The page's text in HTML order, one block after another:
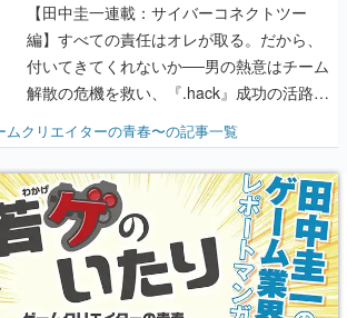
【田中圭一連載：サイバーコネクトツー
編】すべての責任はオレが取る。だから、
付いてきてくれないか──男の熱意はチーム
解散の危機を救い、『.hack』成功の活路を
開く。業界の快男児・松山 洋に流れる血は
『少年ジャンプ』色だった【若ゲのいた
り】
クリエイターの青春〜の記事一覧